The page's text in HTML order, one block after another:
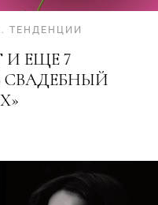
. ТЕНДЕНЦИИ
ЕЩЕ 7
СВАДЕБНЫЙ